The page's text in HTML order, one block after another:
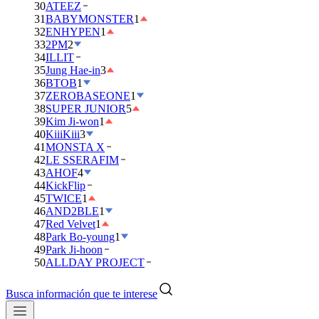
30ATEEZ
31BABYMONSTER1
32ENHYPEN1
332PM2
34ILLIT
35Jung Hae-in3
36BTOB1
37ZEROBASEONE1
38SUPER JUNIOR5
39Kim Ji-won1
40KiiiKiii3
41MONSTA X
42LE SSERAFIM
43AHOF4
44KickFlip
45TWICE1
46AND2BLE1
47Red Velvet1
48Park Bo-young1
49Park Ji-hoon
50ALLDAY PROJECT
Busca información que te interese